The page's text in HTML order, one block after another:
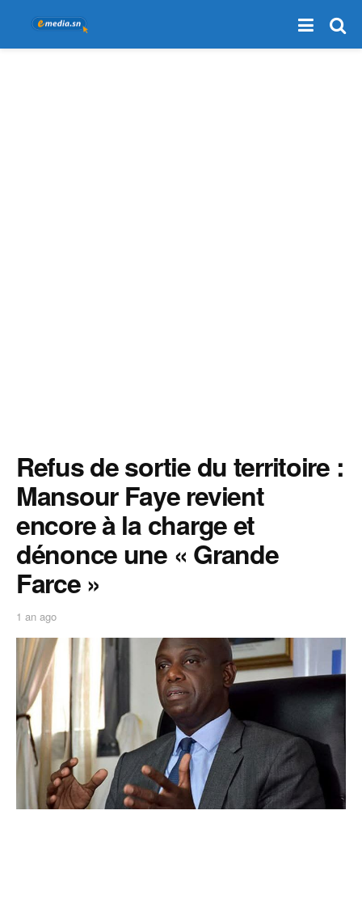
Refus de sortie du territoire :
Mansour Faye revient
encore à la charge et
dénonce une « Grande
Farce »
1 an ago